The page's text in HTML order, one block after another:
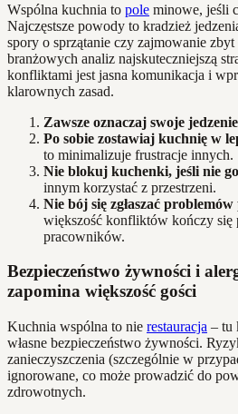
Wspólna kuchnia to pole minowe, jeśli
Najczęstsze powody to kradzież
spory o sprzątanie czy zajmowanie zbyt
branżowych analiz najskuteczniejszą
konfliktami jest jasna komunikacja i
klarownych zasad.
Zawsze oznaczaj swoje
Po sobie zostawiaj kuchnię w
to minimalizuje frustracje innych.
Nie blokuj kuchenki, jeśli nie
innym korzystać z przestrzeni.
Nie bój się zgłaszać
większość konfliktów kończy
pracowników.
Bezpieczeństwo żywności i
zapomina większość gości
Kuchnia wspólna to nie restauracja – tu
własne bezpieczeństwo żywności.
zanieczyszczenia (szczególnie w
ignorowane, co może prowadzić do
zdrowotnych.